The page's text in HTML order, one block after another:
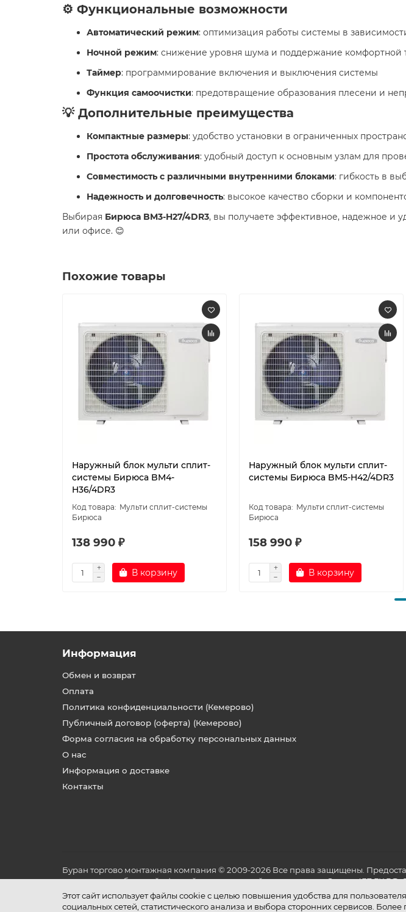
⚙️ Функциональные возможности
Автоматический режим: оптимизация работы системы в
Ночной режим: снижение уровня шума и поддержание комфортной
Таймер: программирование включения и выключения системы
Функция самоочистки: предотвращение образования плесени и
💡 Дополнительные преимущества
Компактные размеры: удобство установки в ограниченных
Простота обслуживания: удобный доступ к основным узлам для
Совместимость с различными внутренними блоками: гибкость в
Надежность и долговечность: высокое качество сборки и
Выбирая Бирюса BM3-H27/4DR3, вы получаете эффективное, надежное и
или офисе. 😊
Похожие товары
Наружный блок мульти сплит-
системы Бирюса BM4-
H36/4DR3
Мульти сплит-системы
Бирюса
138 990 ₽
В корзину
Наружный блок мульти сплит-
системы Бирюса BM5-H42/4DR3
Мульти сплит-системы
Бирюса
158 990 ₽
В корзину
Этот сайт использует файлы cookie с целью повышения удобства для
социальных сетей, статистического анализа и выбора сторонних сервисов.
Информация
Обмен и возврат
Оплата
Политика конфиденциальности (Кемерово)
Публичный договор (оферта) (Кемерово)
Форма согласия на обработку персональных данных
О нас
Информация о доставке
Контакты
Буран торгово монтажная компания © 2009-2026 Все права защищены.
не является публичной офертой, определяемой положениями Статьи 437 ГК РФ.
и условиях его эксплуатации.